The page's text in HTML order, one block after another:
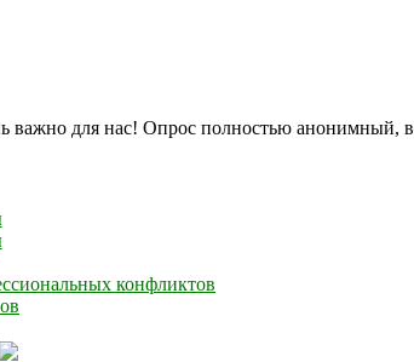
для нас! Опрос полностью анонимный,